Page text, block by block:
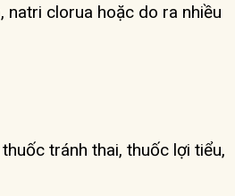
natri clorua hoặc do ra nhiều
tránh thai, thuốc lợi tiểu,